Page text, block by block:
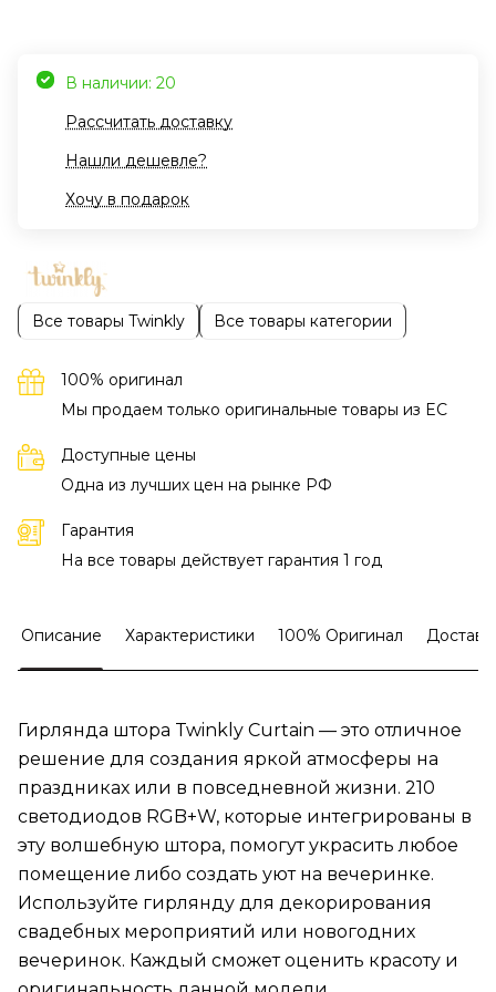
В наличии: 20
Рассчитать доставку
Нашли дешевле?
Хочу в подарок
Все товары Twinkly Все товары категории
100% оригинал
Мы продаем только оригинальные товары из EC
Доступные цены
Одна из лучших цен на рынке РФ
Гарантия
На все товары действует гарантия 1 год
Описание Характеристики 100% Оригинал
Гирлянда штора Twinkly Curtain — это отличное
решение для создания яркой атмосферы на
праздниках или в повседневной жизни. 210
светодиодов RGB+W, которые интегрированы в
эту волшебную штора, помогут украсить любое
помещение либо создать уют на вечеринке.
Используйте гирлянду для декорирования
свадебных мероприятий или новогодних
вечеринок. Каждый сможет оценить красоту и